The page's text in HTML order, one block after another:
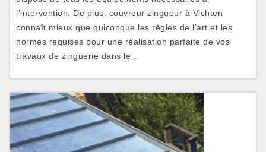
l’intervention. De plus, couvreur zingueur à Vichten
connaît mieux que quiconque les règles de l’art et les
normes requises pour une réalisation parfaite de vos
travaux de zinguerie dans le .